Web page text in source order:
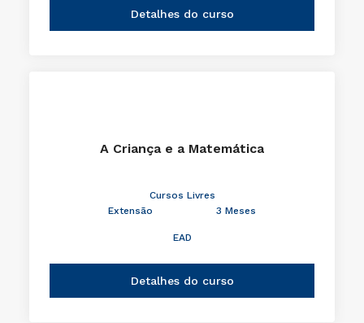
Detalhes do curso
A Criança e a Matemática
Cursos Livres
Extensão
3 Meses
EAD
Detalhes do curso